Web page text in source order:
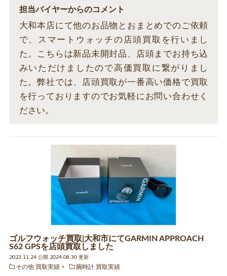
担当バイヤーからのコメント
大和本店にて他のお品物とおまとめでのご依頼
で、スマートウォッチの店頭買取を行いまし
た。こちらは新品未開封品、店頭までお持ち込
みいただけましたので高価買取に繋がりまし
た。弊社では、店頭買取が一番高い価格で買取
を行っておりますのでお気軽にお問い合わせく
ださい。
ゴルフウォッチ買取|大和市にてGARMIN APPROACH
S62 GPSを店頭買取しました
2023.11.24 公開 2024.08.30 更新
その他 買取実績
腕時計 買取実績